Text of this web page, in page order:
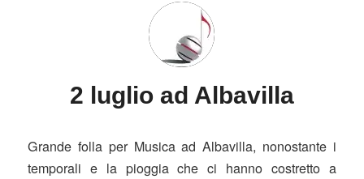
2 luglio ad Albavilla
Grande folla per Musica ad Albavilla, nonostante i
temporali e la pioggia che ci hanno costretto a